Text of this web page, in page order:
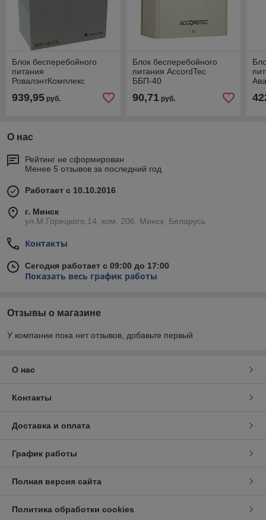
Блок бесперебойного
питания
РовалэнтКомплекс
939,95 руб.
Блок бесперебойного
питания AccordTec
ББП-40
90,71руб.
О нас
Рейтинг не сформирован
Менее 5 отзывов за последний год
Работает с 10.10.2016
г. Минск
ул.М.Горецкого,14, ком. 206, Минск, Беларусь
Контакты
Сегодня работает с 09:00 до 17:00
Показать весь график работы
Отзывы о магазине
У компании пока нет отзывов, добавьте первый
О нас
Контакты
Доставка и оплата
График работы
Полная версия сайта
Политика обработки cookies